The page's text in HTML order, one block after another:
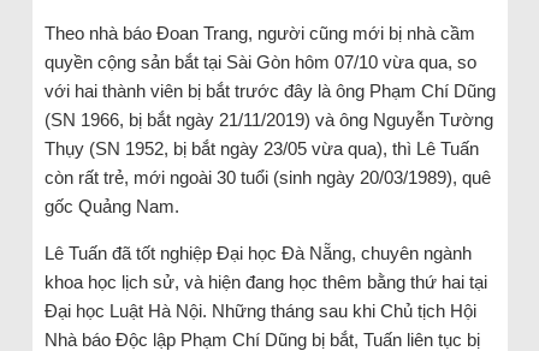
Theo nhà báo Đoan Trang, người cũng mới bị nhà cầm
quyền cộng sản bắt tại Sài Gòn hôm 07/10 vừa qua, so
với hai thành viên bị bắt trước đây là ông Phạm Chí Dũng
(SN 1966, bị bắt ngày 21/11/2019) và ông Nguyễn Tường
Thụy (SN 1952, bị bắt ngày 23/05 vừa qua), thì Lê Tuấn
còn rất trẻ, mới ngoài 30 tuổi (sinh ngày 20/03/1989), quê
gốc Quảng Nam.
Lê Tuấn đã tốt nghiệp Đại học Đà Nẵng, chuyên ngành
khoa học lịch sử, và hiện đang học thêm bằng thứ hai tại
Đại học Luật Hà Nội. Những tháng sau khi Chủ tịch Hội
Nhà báo Độc lập Phạm Chí Dũng bị bắt, Tuấn liên tục bị